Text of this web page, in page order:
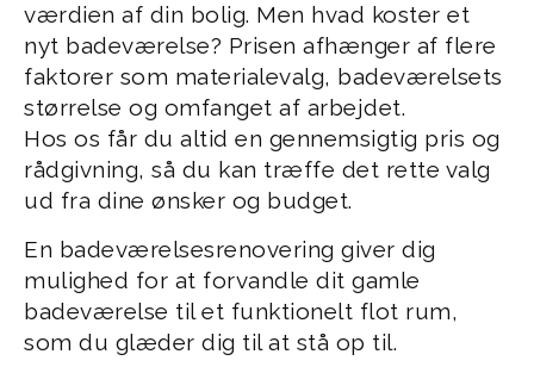
værdien af din bolig. Men hvad koster et
nyt badeværelse? Prisen afhænger af flere
faktorer som materialevalg, badeværelsets
størrelse og omfanget af arbejdet.
Hos os får du altid en gennemsigtig pris og
rådgivning, så du kan træffe det rette valg
ud fra dine ønsker og budget.
En badeværelsesrenovering giver dig
mulighed for at forvandle dit gamle
badeværelse til et funktionelt flot rum,
som du glæder dig til at stå op til.